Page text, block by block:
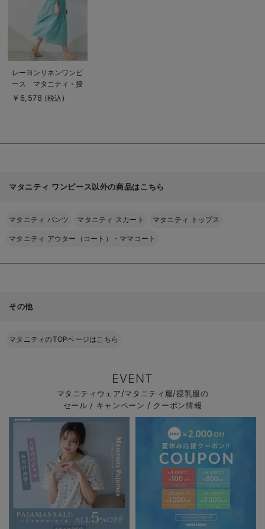
商
品
詳
を
レーヨンリネンワンピ
ース マタニティ・授
乳服【出産後も長く使
￥6,578 (税込)
マタニティ ワンピース以外の商品はこちら
マタニティ パンツ マタニティ スカート マタニティ トップス
マタニティ アウター（コート）・ママコート
その他
マタニティのTOPページはこちら
EVENT
マタニティウェア/マタニティ服/授乳服の
セール / キャンペーン / クーポン情報